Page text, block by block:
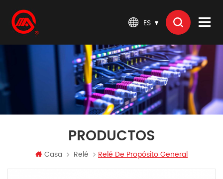
ES
PRODUCTOS
Casa Relé Relé De Propósito General